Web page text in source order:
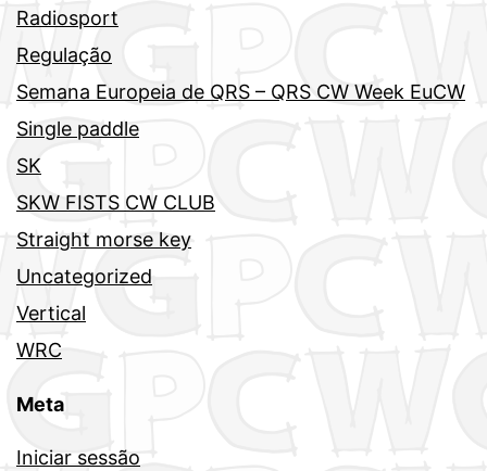
Radiosport
Regulação
Semana Europeia de QRS – QRS CW Week EuCW
Single paddle
SK
SKW FISTS CW CLUB
Straight morse key
Uncategorized
Vertical
WRC
Meta
Iniciar sessão